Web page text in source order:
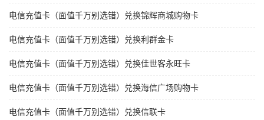
电信充值卡（面值千万别选错）兑换锦辉商城购物卡
电信充值卡（面值千万别选错）兑换利群金卡
电信充值卡（面值千万别选错）兑换佳世客永旺卡
电信充值卡（面值千万别选错）兑换海信广场购物卡
电信充值卡（面值千万别选错）兑换信联卡